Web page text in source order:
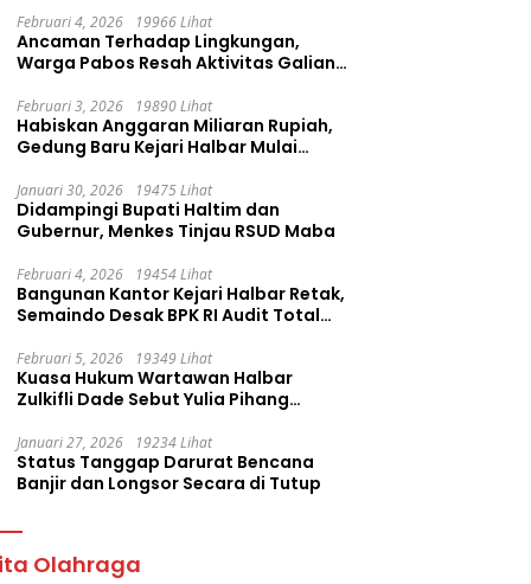
Februari 4, 2026 19966 Lihat
Ancaman Terhadap Lingkungan,
Warga Pabos Resah Aktivitas Galian
Februari 3, 2026 19890 Lihat
Habiskan Anggaran Miliaran Rupiah,
Gedung Baru Kejari Halbar Mulai
Januari 30, 2026 19475 Lihat
Didampingi Bupati Haltim dan
Gubernur, Menkes Tinjau RSUD Maba
Februari 4, 2026 19454 Lihat
Bangunan Kantor Kejari Halbar Retak,
Semaindo Desak BPK RI Audit Total
Februari 5, 2026 19349 Lihat
Kuasa Hukum Wartawan Halbar
Zulkifli Dade Sebut Yulia Pihang
Januari 27, 2026 19234 Lihat
Status Tanggap Darurat Bencana
Banjir dan Longsor Secara di Tutup
Olahraga